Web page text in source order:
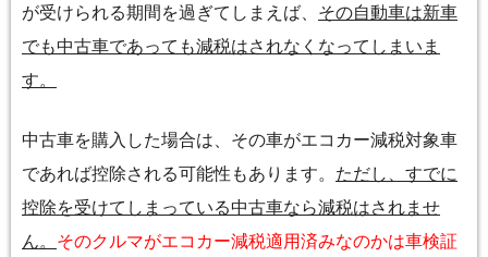
が受けられる期間を過ぎてしまえば、 その自動車は新車
でも中古車であっても減税はされなくなってしまいま
す。
中古車を購入した場合は、その車がエコカー減税対象車
であれば控除される可能性もあります。 ただし、すでに
控除を受けてしまっている中古車なら減税はされませ
ん。 そのクルマがエコカー減税適用済みなのかは車検証